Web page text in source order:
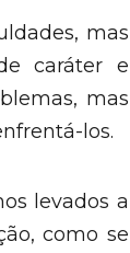
mas
caráter e
mas
los.
levados a
como se